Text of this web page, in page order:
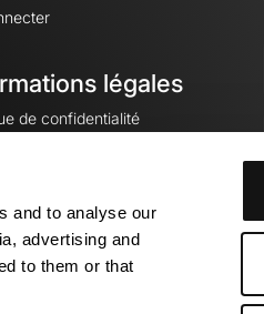
and to analyse our
advertising and
to them or that
légales
de confidentialité
légales
des cookies